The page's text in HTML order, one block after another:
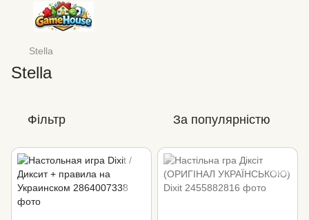
Stella
Stella
Фільтр За популярністю